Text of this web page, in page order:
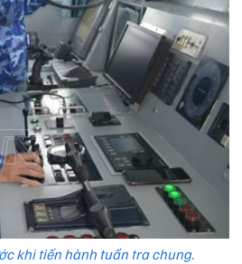
khi tiến hành tuần tra chung.